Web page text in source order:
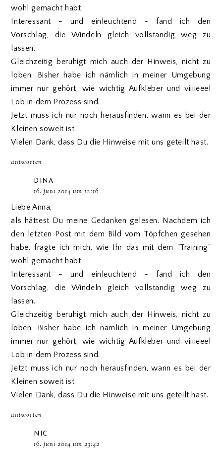
wohl gemacht habt.
Interessant - und einleuchtend - fand ich den
Vorschlag, die Windeln gleich vollständig weg zu
lassen.
Gleichzeitig beruhigt mich auch der Hinweis, nicht zu
loben. Bisher habe ich nämlich in meiner Umgebung
immer nur gehört, wie wichtig Aufkleber und viiiieeel
Lob in dem Prozess sind.
Jetzt muss ich nur noch herausfinden, wann es bei der
Kleinen soweit ist.
Vielen Dank, dass Du die Hinweise mit uns geteilt hast.
antworten
DINA
16. juni 2014 um 12:16
Liebe Anna,
als hättest Du meine Gedanken gelesen. Nachdem ich
den letzten Post mit dem Bild vom Töpfchen gesehen
habe, fragte ich mich, wie Ihr das mit dem "Training"
wohl gemacht habt.
Interessant - und einleuchtend - fand ich den
Vorschlag, die Windeln gleich vollständig weg zu
lassen.
Gleichzeitig beruhigt mich auch der Hinweis, nicht zu
loben. Bisher habe ich nämlich in meiner Umgebung
immer nur gehört, wie wichtig Aufkleber und viiiieeel
Lob in dem Prozess sind.
Jetzt muss ich nur noch herausfinden, wann es bei der
Kleinen soweit ist.
Vielen Dank, dass Du die Hinweise mit uns geteilt hast.
antworten
NIC
16. juni 2014 um 23:42